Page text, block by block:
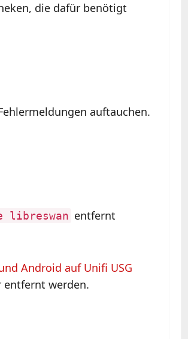
die dafür benötigt
auftauchen.
libreswan entfernt
Android auf Unifi USG
entfernt werden.